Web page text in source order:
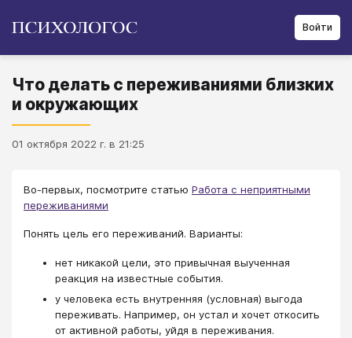
Войти
Что делать с переживаниями близких
и окружающих
01 октября 2022 г. в 21:25
Во-первых, посмотрите статью Работа с неприятными
переживаниями
Понять цель его переживаний. Варианты:
нет никакой цели, это привычная выученная
реакция на известные события.
у человека есть внутренняя (условная) выгода
переживать. Например, он устал и хочет откосить
от активной работы, уйдя в переживания.